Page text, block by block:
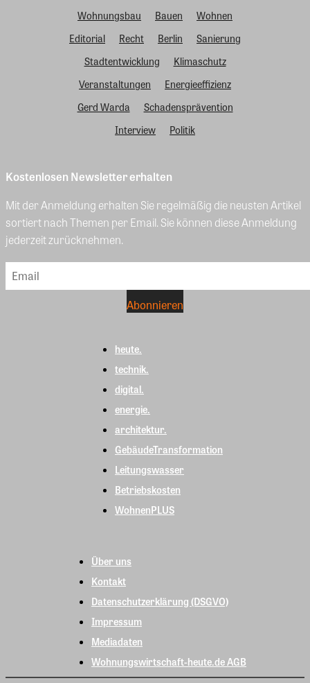
Wohnungsbau
Bauen
Wohnen
Editorial
Recht Berlin
Sanierung
Stadtentwicklung
Klimaschutz
Veranstaltungen
Energieeffizienz
Gerd Warda
Schadensprävention
Interview
Politik
Kostenlosen Newsletter erhalten
Mit der Anmeldung erhalten Sie regelmäßig die neusten Artikel
sortiert nach Themen per Email. Sie können diese Anmeldung
jederzeit zurücknehmen.
heute.
technik.
digital.
energie.
architektur.
GebäudeTransformation
Leitungswasser
Betriebskosten
WohnenPLUS
Über uns
Kontakt
Datenschutzerklärung (DSGVO)
Impressum
Mediadaten
Wohnungswirtschaft-heute.de AGB